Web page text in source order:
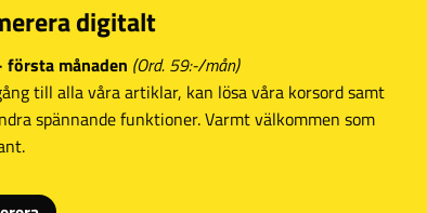
digitalt
första månaden (Ord. 59:-/mån)
till alla våra artiklar, kan lösa våra korsord samt
spännande funktioner. Varmt välkommen som